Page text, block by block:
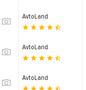
AvtoLand
AvtoLand
AvtoLand